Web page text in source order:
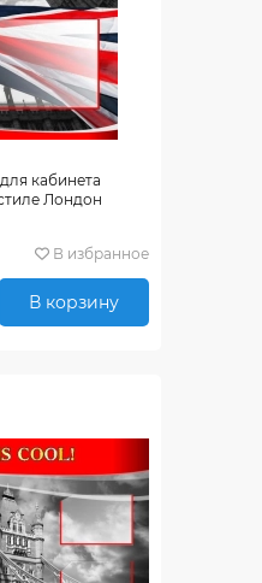
кабинета
Лондон
В избранное
В корзину